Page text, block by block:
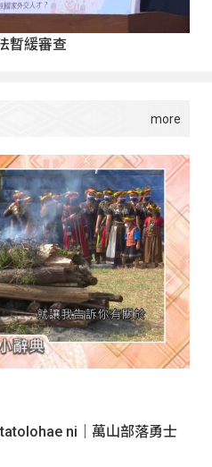
暫緩審查
tatolohae ni｜萬山部落勇士